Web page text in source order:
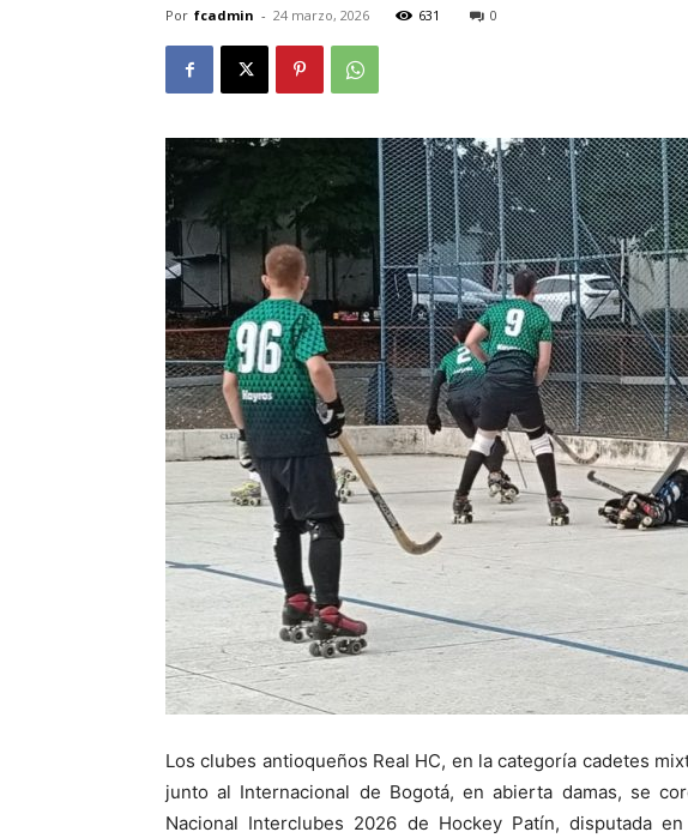
Por fcadmin - 24 marzo, 2026 631 0
Los clubes antioqueños Real HC, en la categoría cadetes
junto al Internacional de Bogotá, en abierta damas, se
Nacional Interclubes 2026 de Hockey Patín, disputada